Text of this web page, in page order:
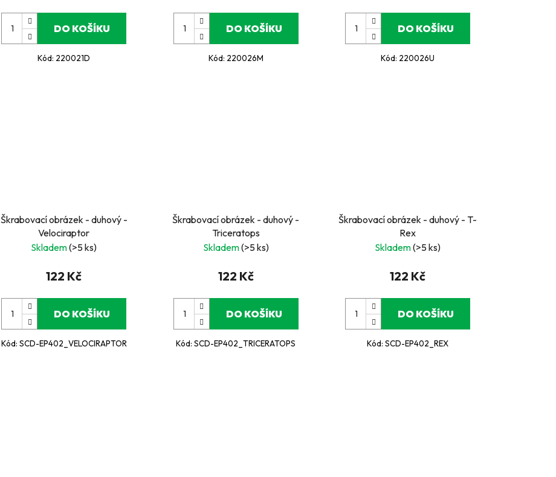
DO KOŠÍKU
Kód: 220021D
DO KOŠÍKU
Kód: 220026M
DO KOŠÍKU
Kód: 220026U
Škrabovací obrázek - duhový -
Velociraptor
Skladem(>5 ks)
122 Kč
DO KOŠÍKU
Kód: SCD-EP402_VELOCIRAPTOR
Škrabovací obrázek - duhový -
Triceratops
Skladem(>5 ks)
122 Kč
DO KOŠÍKU
Kód:SCD-EP402_TRICERATOPS
Škrabovací obrázek - duhový - T-
Rex
Skladem(>5 ks)
122 Kč
DO KOŠÍKU
Kód:SCD-EP402_REX